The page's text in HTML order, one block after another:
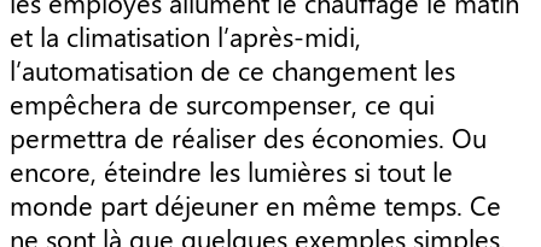
et la climatisation l’après-midi,
l’automatisation de ce changement les
empêchera de surcompenser, ce qui
permettra de réaliser des économies. Ou
encore, éteindre les lumières si tout le
monde part déjeuner en même temps. Ce
ne sont là que quelques exemples simples,